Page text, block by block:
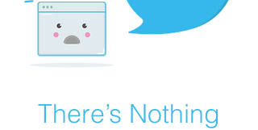
There’s Nothing